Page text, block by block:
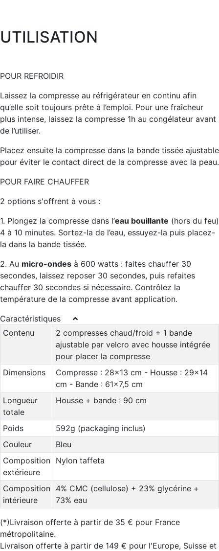
UTILISATION
POUR REFROIDIR
Laissez la compresse au réfrigérateur en continu afin
qu’elle soit toujours prête à l’emploi. Pour une fraîcheur
plus intense, laissez la compresse 1h au congélateur avant
de l’utiliser.
Placez ensuite la compresse dans la bande tissée ajustable
pour éviter le contact direct de la compresse avec la peau.
POUR FAIRE CHAUFFER
2 options s'offrent à vous :
1. Plongez la compresse dans l’eau bouillante (hors du feu)
4 à 10 minutes. Sortez-la de l’eau, essuyez-la puis placez-
la dans la bande tissée.
2. Au micro-ondes à 600 watts : faites chauffer 30
secondes, laissez reposer 30 secondes, puis refaites
chauffer 30 secondes si nécessaire. Contrôlez la
température de la compresse avant application.
Caractéristiques
Contenu
2 compresses chaud/froid + 1 bande
ajustable par velcro avec housse intégrée
pour placer la compresse
Dimensions
Compresse : 28x13 cm - Housse : 29x14
cm - Bande : 61x7,5 cm
Longueur
totale
Housse + bande : 90 cm
Poids
592g (packaging inclus)
Couleur
Bleu
Composition
extérieure
Nylon taffeta
Composition
intérieure
4% CMC (cellulose) + 23% glycérine +
73% eau
(*)Livraison offerte à partir de 35 € pour France
métropolitaine.
Livraison offerte à partir de 149 € pour l'Europe, Suisse et